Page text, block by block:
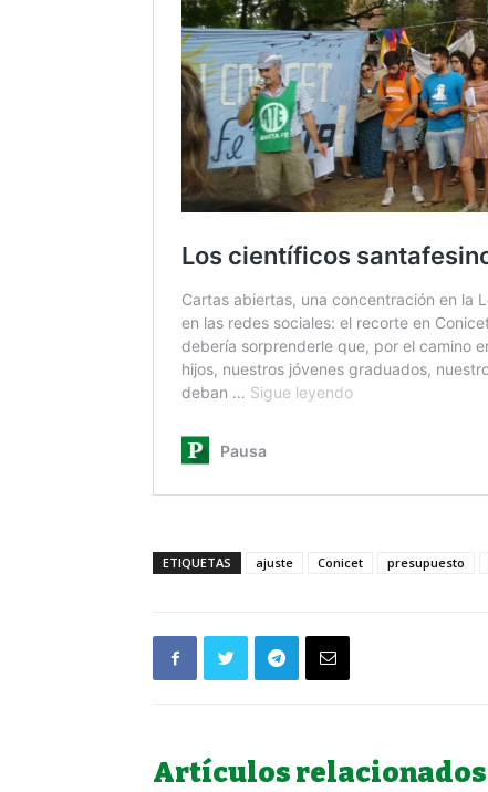
ETIQUETAS ajuste Conicet presupuesto
Artículos relacionados